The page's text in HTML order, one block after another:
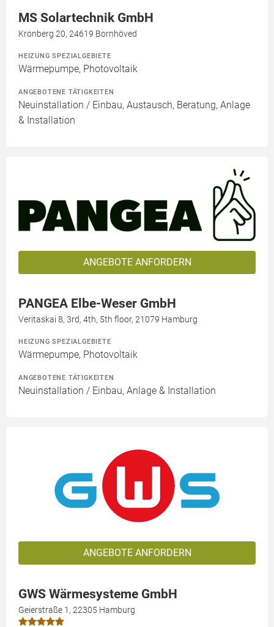
MS Solartechnik GmbH
Kronberg 20, 24619 Bornhöved
HEIZUNG SPEZIALGEBIETE
Wärmepumpe, Photovoltaik
ANGEBOTENE TÄTIGKEITEN
Neuinstallation / Einbau, Austausch, Beratung, Anlage
& Installation
ANGEBOTE ANFORDERN
PANGEA Elbe-Weser GmbH
Veritaskai 8, 3rd, 4th, 5th floor, 21079 Hamburg
HEIZUNG SPEZIALGEBIETE
Wärmepumpe, Photovoltaik
ANGEBOTENE TÄTIGKEITEN
Neuinstallation / Einbau, Anlage & Installation
ANGEBOTE ANFORDERN
GWS Wärmesysteme GmbH
Geierstraße 1, 22305 Hamburg